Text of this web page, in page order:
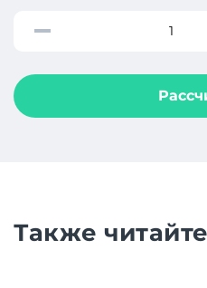
Также читайте